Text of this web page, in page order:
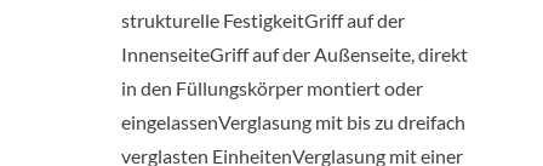
strukturelle FestigkeitGriff auf der
InnenseiteGriff auf der Außenseite, direkt
in den Füllungskörper montiert oder
eingelassenVerglasung mit bis zu dreifach
verglasten EinheitenVerglasung mit einer